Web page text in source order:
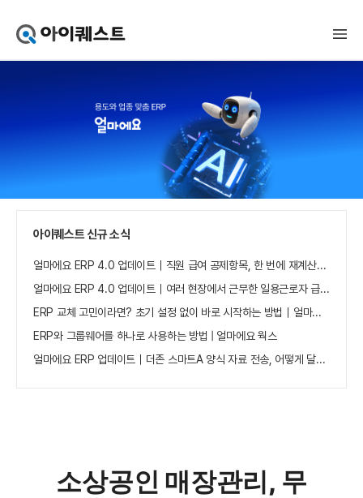
퀘
얼
마
가
기
아이퀘스트 신규 소식
얼마에요 ERP 4.0 업데이트｜직원 급여 공제항목, 한 번에 재계산하세요
얼마에요 ERP 4.0 업데이트｜여러 현장에서 근무한 일용근로자 급여, 현장별로 선택 수집하세요
ERP 교체 고민이라면? 초기 설정 없이 바로 시작하는 방법｜얼마에요 ERP
ERP와 그룹웨어를 하나로 사용하는 방법 | 얼마에요 웍스
얼마에요 ERP 업데이트｜더존 스마트A 양식 자료 전송, 어떻게 달라졌나요?
소상공인 매장관리, 무